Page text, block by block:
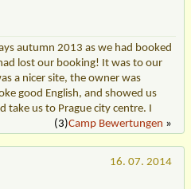
autumn 2013 as we had booked
lost our booking! It was to our
a nicer site, the owner was
good English, and showed us
take us to Prague city centre. I
(3)Camp Bewertungen »
16. 07. 2014